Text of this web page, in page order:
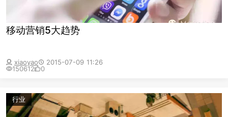
移动营销5大趋势
xiaoyao
2015-07-09 11:26
150612
0
行业